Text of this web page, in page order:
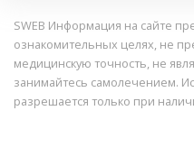
SWEB Информация на сайте
ознакомительных целях, не
медицинскую точность, не
занимайтесь самолечением.
разрешается только при